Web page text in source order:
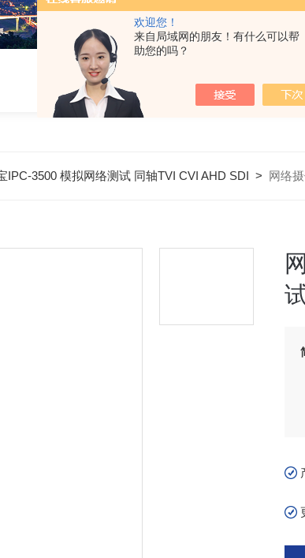
欢迎您！
来自局域网的朋友！有什么可以帮
助您的吗？
IPC-3500 模拟网络测试 同轴TVI CVI AHD SDI > 网络